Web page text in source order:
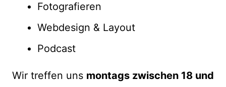
Fotografieren
Webdesign & Layout
Podcast
Wir treffen uns montags zwischen 18 und